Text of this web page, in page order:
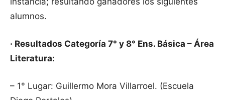
alumnos.
· Resultados Categoría 7° y 8° Ens. Básica – Área
Literatura:
– 1° Lugar: Guillermo Mora Villarroel. (Escuela